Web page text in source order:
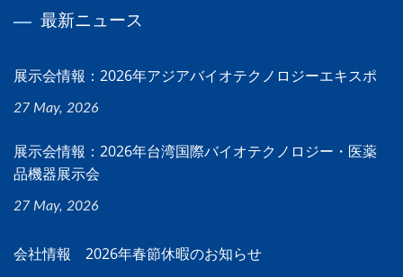
最新ニュース
展示会情報：2026年アジアバイオテクノロジーエキスポ
27 May, 2026
展示会情報：2026年台湾国際バイオテクノロジー・医薬
品機器展示会
27 May, 2026
会社情報 2026年春節休暇のお知らせ